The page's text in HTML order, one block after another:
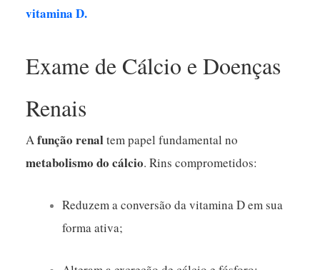
vitamina D.
Exame de Cálcio e Doenças
Renais
Afunção renaltem papel fundamental no
metabolismo do cálcio. Rins comprometidos:
Reduzem a conversão da vitamina D em sua
forma ativa;